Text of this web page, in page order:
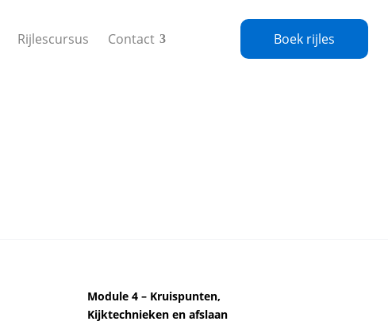
Rijlescursus Contact Boek rijles
Module 4 – Kruispunten,
Kijktechnieken en afslaan